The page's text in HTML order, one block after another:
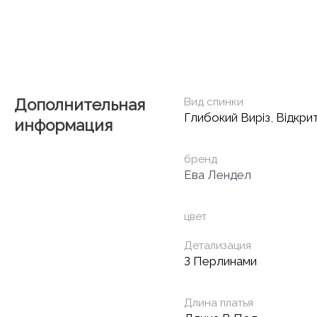
Дополнительная
информация
Вид спинки
Глибокий Виріз
бренд
Ева Лендел
цвет
Детализация
З Перлинами
Длина платья